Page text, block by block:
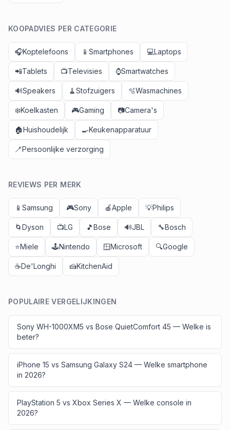
KOOPADVIES PER CATEGORIE
🎧Koptelefoons 📱 Smartphones 💻Laptops
📲Tablets 📺Televisies ⌚Smartwatches
🔊Speakers 🧹Stofzuigers 🫧Wasmachines
❄️Koelkasten 🎮Gaming 📷Camera's
🏠Huishoudelijk 🍳Keukenapparatuur
🪥Persoonlijke verzorging
REVIEWS PER MERK
📱 Samsung 🎮Sony 🍎Apple 💡Philips
🌀Dyson 📺LG 🎵Bose 🔊JBL 🔧Bosch
⭐Miele 🕹️Nintendo 🪟Microsoft 🔍Google
☕De'Longhi 🍰KitchenAid
POPULAIRE VERGELIJKINGEN
Sony WH-1000XM5 vs Bose QuietComfort 45 — Welke is
beter?
iPhone 15 vs Samsung Galaxy S24 — Welke smartphone
in 2026?
PlayStation 5 vs Xbox Series X — Welke console in
2026?